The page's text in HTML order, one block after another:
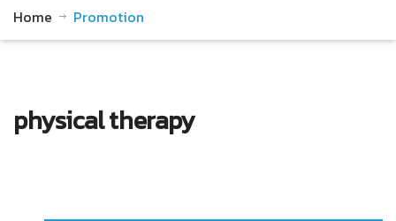
Home Promotion
physical therapy